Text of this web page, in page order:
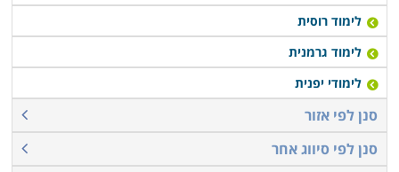
לימוד רוסית
לימוד גרמנית
לימודי יפנית
סנן לפי אזור
סנן לפי סיווג אחר